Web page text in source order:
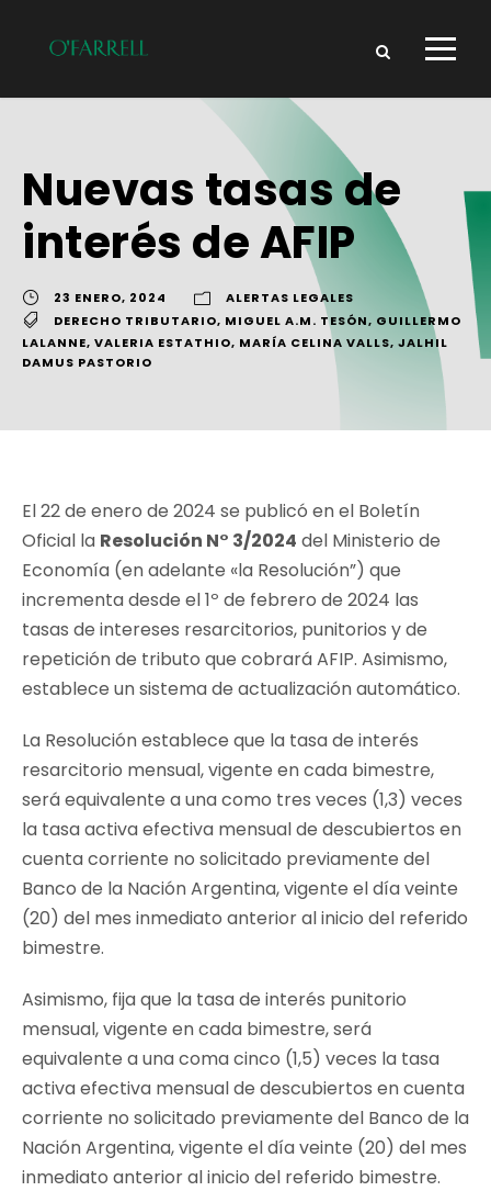
Nuevas tasas de
interés de AFIP
23 ENERO, 2024
ALERTAS LEGALES
DERECHO TRIBUTARIO, MIGUEL A.M. TESÓN, GUILLERMO
LALANNE, VALERIA ESTATHIO, MARÍA CELINA VALLS, JALHIL
DAMUS PASTORIO
El 22 de enero de 2024 se publicó en el Boletín
Oficial la Resolución N° 3/2024 del Ministerio de
Economía (en adelante «la Resolución”) que
incrementa desde el 1º de febrero de 2024 las
tasas de intereses resarcitorios, punitorios y de
repetición de tributo que cobrará AFIP. Asimismo,
establece un sistema de actualización automático.
La Resolución establece que la tasa de interés
resarcitorio mensual, vigente en cada bimestre,
será equivalente a una como tres veces (1,3) veces
la tasa activa efectiva mensual de descubiertos en
cuenta corriente no solicitado previamente del
Banco de la Nación Argentina, vigente el día veinte
(20) del mes inmediato anterior al inicio del referido
bimestre.
Asimismo, fija que la tasa de interés punitorio
mensual, vigente en cada bimestre, será
equivalente a una coma cinco (1,5) veces la tasa
activa efectiva mensual de descubiertos en cuenta
corriente no solicitado previamente del Banco de la
Nación Argentina, vigente el día veinte (20) del mes
inmediato anterior al inicio del referido bimestre.